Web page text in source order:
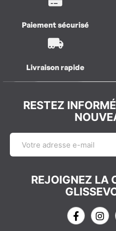
Paiement sécurisé
Livraison rapide
RESTEZ
REJOIGNEZ LA